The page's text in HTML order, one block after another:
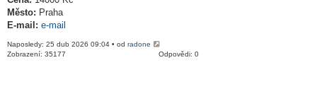
Město: Praha
E-mail: e-mail
Naposledy: 25 dub 2026 09:04 • od radone
Odpovědi: 0
Zobrazení: 35177